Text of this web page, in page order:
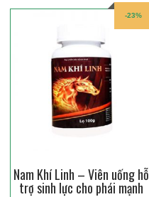
-23%
Nam Khí Linh – Viên uống hỗ
trợ sinh lực cho phái mạnh